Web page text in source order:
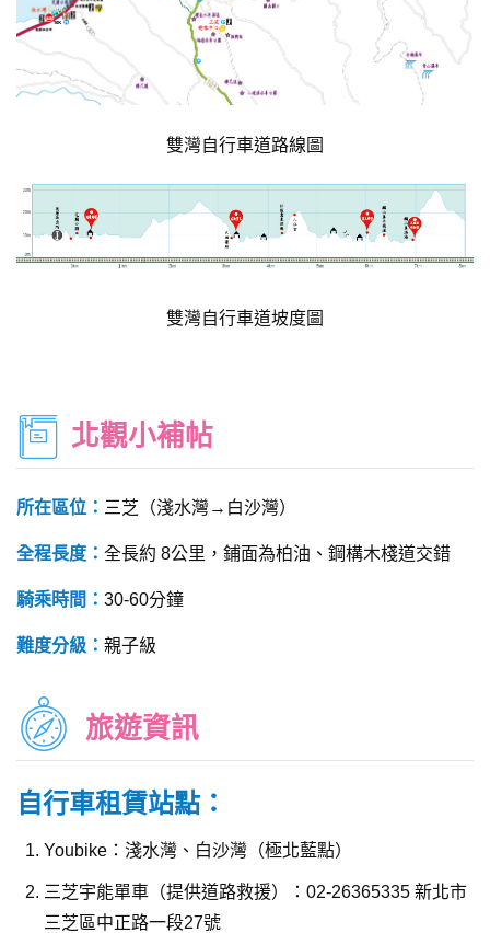
雙灣自行車道路線圖
雙灣自行車道坡度圖
北觀小補帖
所在區位： 三芝（淺水灣→白沙灣）
全程長度： 全長約 8公里，鋪面為柏油、鋼構木棧道交錯
騎乘時間： 30-60分鐘
難度分級： 親子級
旅遊資訊
自行車租賃站點：
Youbike：淺水灣、白沙灣（極北藍點）
三芝宇能單車（提供道路救援）：02-26365335 新北市
三芝區中正路一段27號